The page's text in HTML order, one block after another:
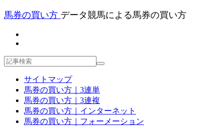
馬券の買い方 データ競馬による馬券の買い方
サイトマップ
馬券の買い方｜3連単
馬券の買い方｜3連複
馬券の買い方｜インターネット
馬券の買い方｜フォーメーション